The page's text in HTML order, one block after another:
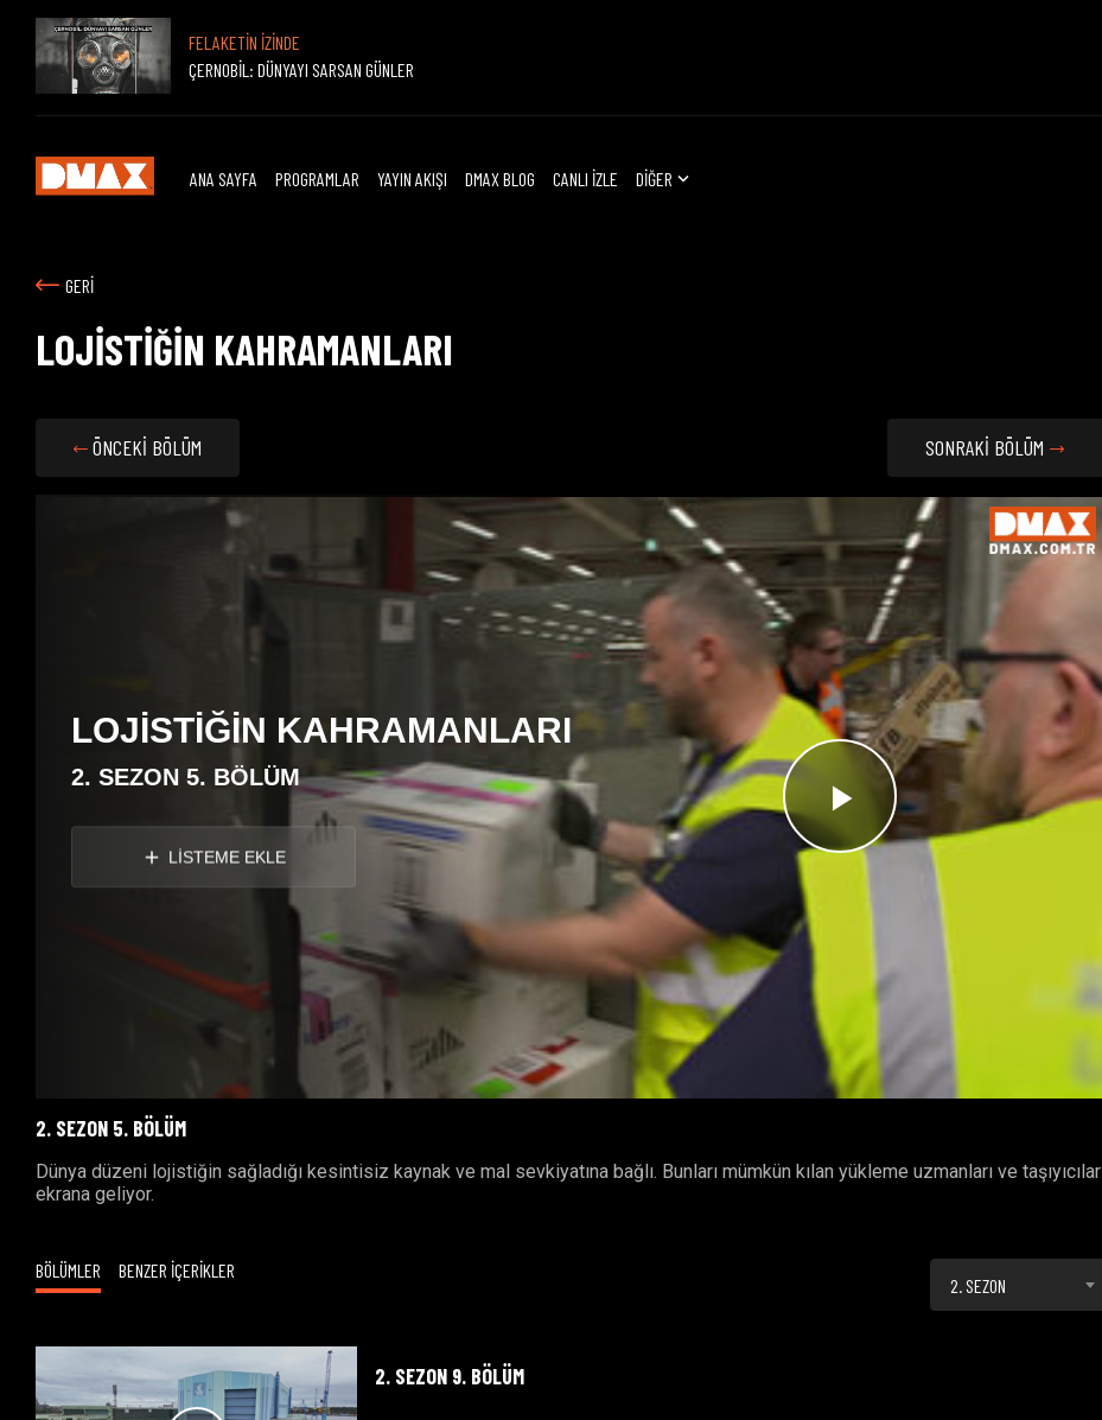
FELAKETİN İZİNDE
ÇERNOBİL: DÜNYAYI SARSAN GÜNLER
ANA SAYFA PROGRAMLAR YAYIN AKIŞI DMAX BLOG CANLI İZLE DİĞER
GERİ
LOJİSTİĞİN KAHRAMANLARI
ÖNCEKİ BÖLÜM SONRAKİ BÖLÜM
Videoyu
Oynat
LOJİSTİĞİN KAHRAMANLARI
2. SEZON 5. BÖLÜM
LİSTEME EKLE
2. SEZON 5. BÖLÜM
Dünya düzeni lojistiğin sağladığı kesintisiz kaynak ve mal sevkiyatına bağlı. Bunları mümkün kılan yükleme uzmanları ve taşıyıcılar
ekrana geliyor.
BÖLÜMLER BENZER İÇERİKLER
2. SEZON
2. SEZON 9. BÖLÜM